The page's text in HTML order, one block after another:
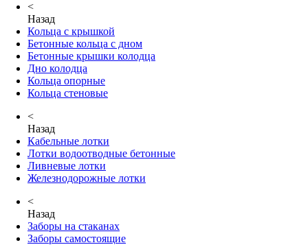
<
Назад
Кольца с крышкой
Бетонные кольца с дном
Бетонные крышки колодца
Дно колодца
Кольца опорные
Кольца стеновые
<
Назад
Кабельные лотки
Лотки водоотводные бетонные
Ливневые лотки
Железнодорожные лотки
<
Назад
Заборы на стаканах
Заборы самостоящие